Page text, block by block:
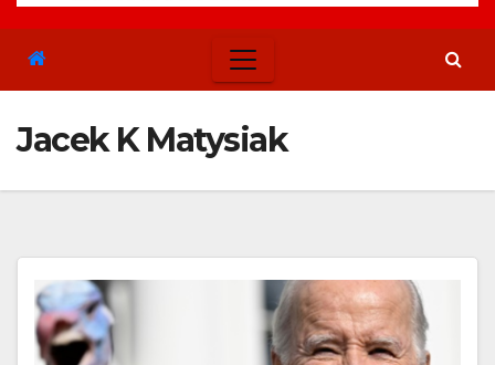
Jacek K Matysiak